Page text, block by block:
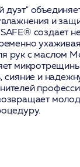
и
создает
рук с маслом
сияние и